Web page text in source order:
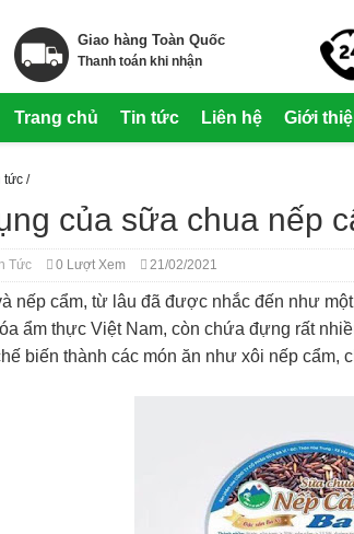
Giao hàng Toàn Quốc
Thanh toán khi nhận
Trang chủ Tin tức Liên hệ Giới
tức/
của sữa chua nếp
Tức 0 Lượt Xem 21/02/2021
nếp cẩm, từ lâu đã được nhắc đến như
ẩm thực Việt Nam, còn chứa đựng rất
biến thành các món ăn như xôi nếp cẩm,